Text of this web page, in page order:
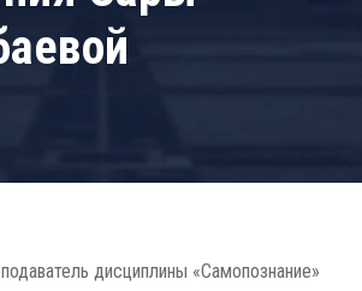
дисциплины «Самопознание»